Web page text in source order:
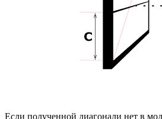
Если полученной диагонали нет в